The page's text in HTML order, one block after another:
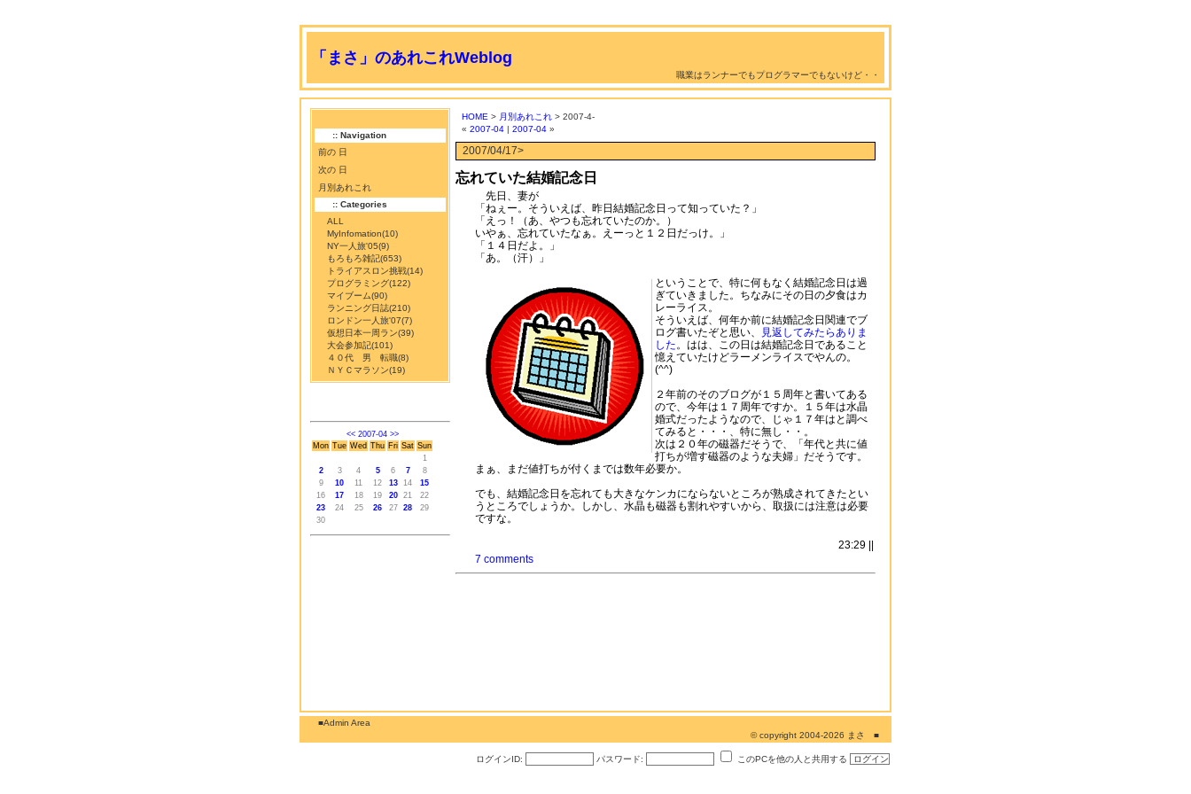
「まさ」のあれこれWeblog
職業はランナーでもプログラマーでもないけど・・
:: Navigation
前の 日
次の 日
月別あれこれ
:: Categories
ALL
MyInfomation(10)
NY一人旅'05(9)
もろもろ雑記(653)
トライアスロン挑戦(14)
プログラミング(122)
マイブーム(90)
ランニング日誌(210)
ロンドン一人旅'07(7)
仮想日本一周ラン(39)
大会参加記(101)
４０代 男 転職(8)
ＮＹＣマラソン(19)
<< 2007-04 >>
Mon Tue Wed Thu Fri Sat Sun
1
2
3 4 5 6 7
8
9
10 11 12 13 14
15
16
17 18 19 20 21
22
23
24 25 26 27 28
29
30
HOME > 月別あれこれ > 2007-4-
« 2007-04 | 2007-04 »
2007/04/17>
忘れていた結婚記念日
先日、妻が
「ねぇー。そういえば、昨日結婚記念日って知っていた？」
「えっ！（あ、やつも忘れていたのか。）
いやぁ、忘れていたなぁ。えーっと１２日だっけ。」
「１４日だよ。」
「あ。（汗）」
ということで、特に何もなく結婚記念日は過
ぎていきました。ちなみにその日の夕食はカ
レーライス。
そういえば、何年か前に結婚記念日関連でブ
ログ書いたぞと思い、
見返してみたらありま
した。はは、この日は結婚記念日であること
憶えていたけどラーメンライスでやんの。
(^^)
２年前のそのブログが１５周年と書いてある
ので、今年は１７周年ですか。１５年は水晶
婚式だったようなので、じゃ１７年はと調べ
てみると・・・、特に無し・・。
次は２０年の磁器だそうで、「年代と共に値
打ちが増す磁器のような夫婦」だそうです。
まぁ、まだ値打ちが付くまでは数年必要か。
でも、結婚記念日を忘れても大きなケンカにならないところが熟成されてきたとい
うところでしょうか。しかし、水晶も磁器も割れやすいから、取扱には注意は必要
ですな。
23:29 ||
7 comments
■Admin Area
© copyright 2004-2026 まさ ■
ログインID: パスワード: このPCを他の人と共用する